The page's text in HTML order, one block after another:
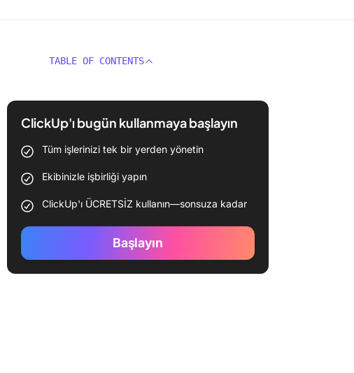
TABLE OF CONTENTS
ClickUp'ı bugün kullanmaya başlayın
Tüm işlerinizi tek bir yerden yönetin
Ekibinizle işbirliği yapın
ClickUp'ı ÜCRETSİZ kullanın—sonsuza kadar
Başlayın